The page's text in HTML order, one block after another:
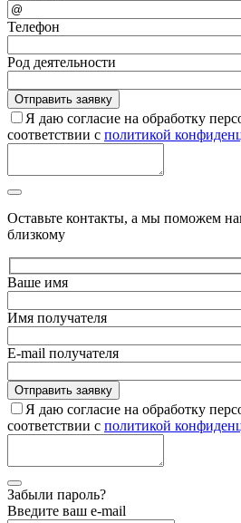
Телефон
Род деятельности
Я даю согласие на обработку
соответствии с политикой
Оставьте контакты, а мы поможем
близкому
Ваше имя
Имя получателя
E-mail получателя
Я даю согласие на обработку
соответствии с политикой
Забыли пароль?
Введите ваш e-mail